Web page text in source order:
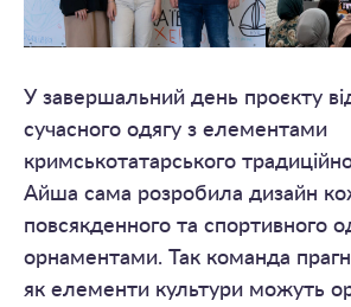
У завершальний день проєкту
сучасного одягу з елементами
кримськотатарського
Айша сама розробила дизайн
повсякденного та спортивного
орнаментами. Так команда
як елементи культури можуть